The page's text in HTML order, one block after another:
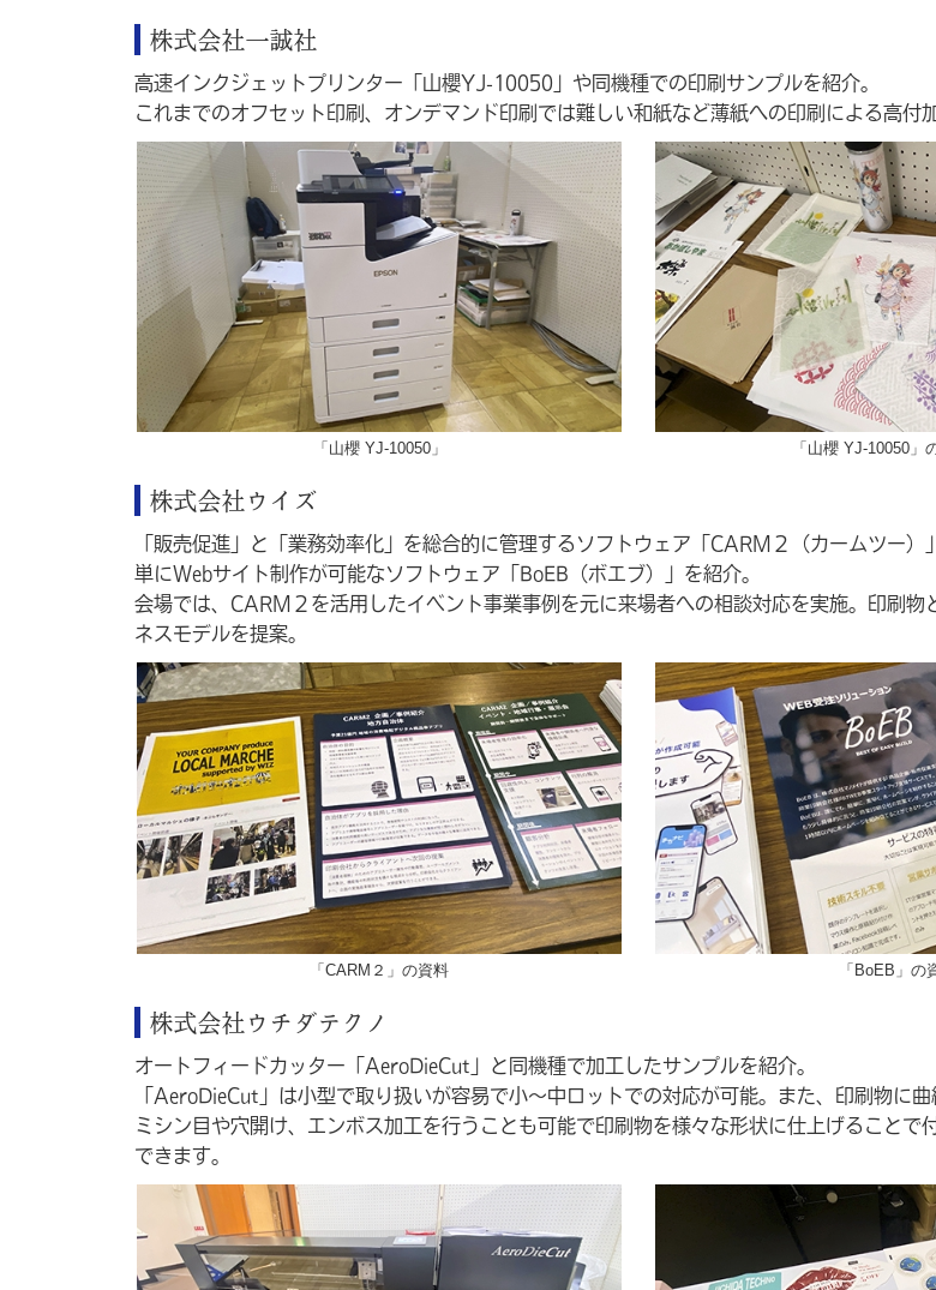
株式会社一誠社
高速インクジェットプリンター「山櫻YJ-10050」や同機種での印刷サンプルを紹介。
これまでのオフセット印刷、オンデマンド印刷では難しい和紙など薄紙への印刷による高付
「山櫻 YJ-10050」 「山櫻 YJ-10050」
株式会社ウイズ
「販売促進」と「業務効率化」を総合的に管理するソフトウェア「CARM２（カームツー）
単にWebサイト制作が可能なソフトウェア「BoEB（ボエブ）」を紹介。
会場では、CARM２を活用したイベント事業事例を元に来場者への相談対応を実施。印刷物
ネスモデルを提案。
「CARM２」の資料 「BoEB」の
株式会社ウチダテクノ
オートフィードカッター「AeroDieCut」と同機種で加工したサンプルを紹介。
「AeroDieCut」は小型で取り扱いが容易で小～中ロットでの対応が可能。また、印刷物に曲
ミシン目や穴開け、エンボス加工を行うことも可能で印刷物を様々な形状に仕上げることで
できます。